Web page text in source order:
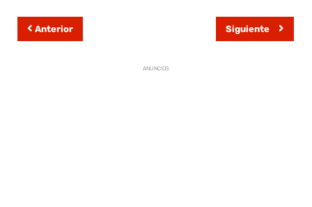
Anterior Siguiente
ANUNCIOS